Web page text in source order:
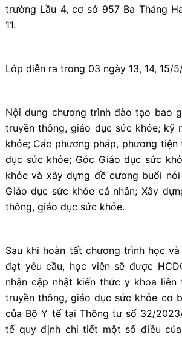
trường Lầu 4, cơ sở 957 Ba Tháng
11.
Lớp diễn ra trong 03 ngày 13, 14, 15/
Nội dung chương trình đào tạo bao
truyền thông, giáo dục sức khỏe; kỹ
khỏe; Các phương pháp, phương tiện
dục sức khỏe; Góc Giáo dục sức
khỏe và xây dựng đề cương buổi
Giáo dục sức khỏe cá nhân; Xây
thông, giáo dục sức khỏe.
Sau khi hoàn tất chương trình học
đạt yêu cầu, học viên sẽ được
nhận cập nhật kiến thức y khoa liên
truyền thông, giáo dục sức khỏe cơ
của Bộ Y tế tại Thông tư số 32/
tế quy định chi tiết một số điều của